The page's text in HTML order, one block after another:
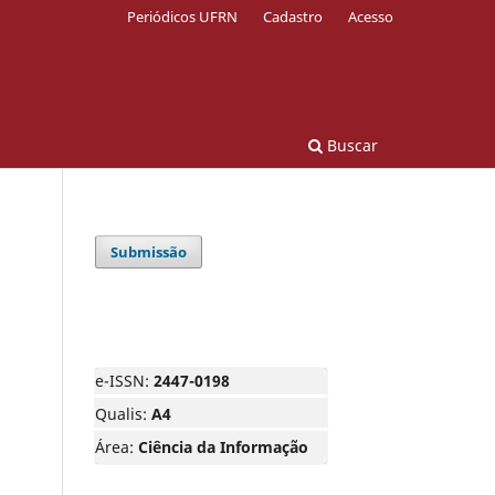
Buscar
Periódicos UFRN Cadastro Acesso
Submissão
e-ISSN: 2447-0198
Qualis: A4
Área: Ciência da Informação